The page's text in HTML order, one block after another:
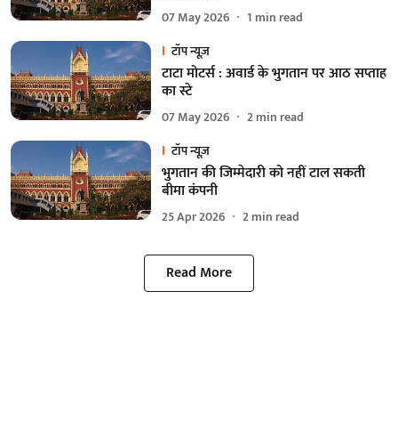
07 May 2026 1 min read
टॉप न्यूज़
टाटा मोटर्स : अवार्ड के भुगतान पर आठ सप्ताह
का स्टे
07 May 2026 2min read
टॉप न्यूज़
भुगतान की जिम्मेदारी को नहीं टाल सकती
बीमा कंपनी
25 Apr 2026 2min read
Read More